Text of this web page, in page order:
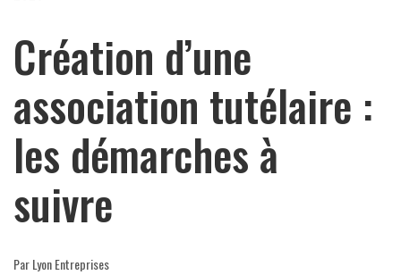
Création d’une
association tutélaire :
les démarches à
suivre
Par Lyon Entreprises